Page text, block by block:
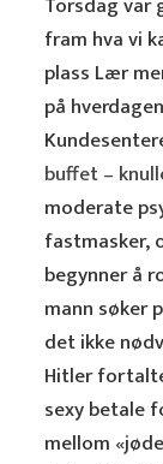
fram hva vi
plass Lær
på
buffet –
moderate
fastmasker,
begynner å
mann søker
det ikke
Hitler
sexy betale
mellom